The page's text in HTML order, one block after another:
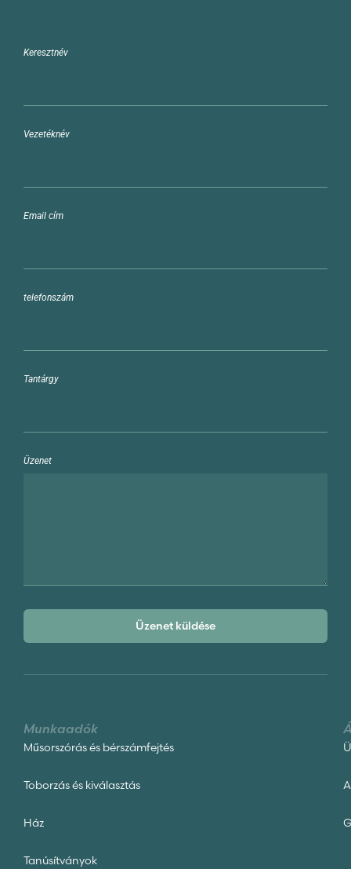
Keresztnév
Vezetéknév
Email cím
telefonszám
Tantárgy
Üzenet
Üzenet küldése
Munkaadók
Műsorszórás és bérszámfejtés
Toborzás és kiválasztás
Ház
Tanúsítványok